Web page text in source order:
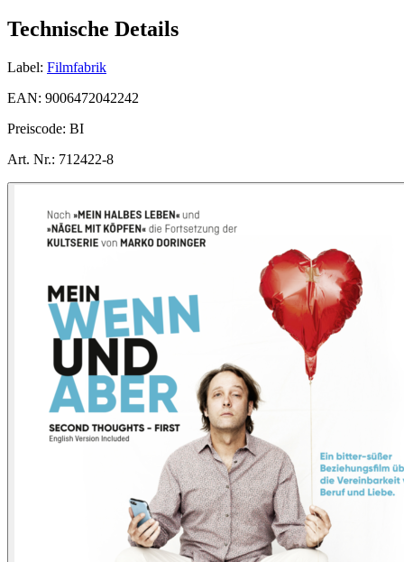
Technische Details
Label: Filmfabrik
EAN: 9006472042242
Preiscode: BI
Art. Nr.: 712422-8